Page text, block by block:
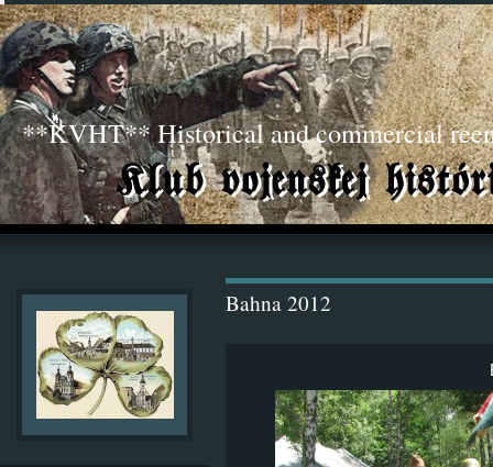
**KVHT** Historical and commercial
Bahna 2012